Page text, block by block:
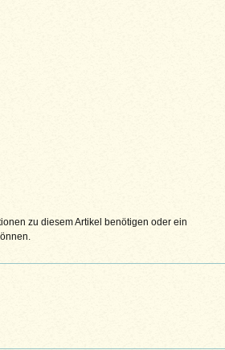
zu diesem Artikel benötigen oder ein